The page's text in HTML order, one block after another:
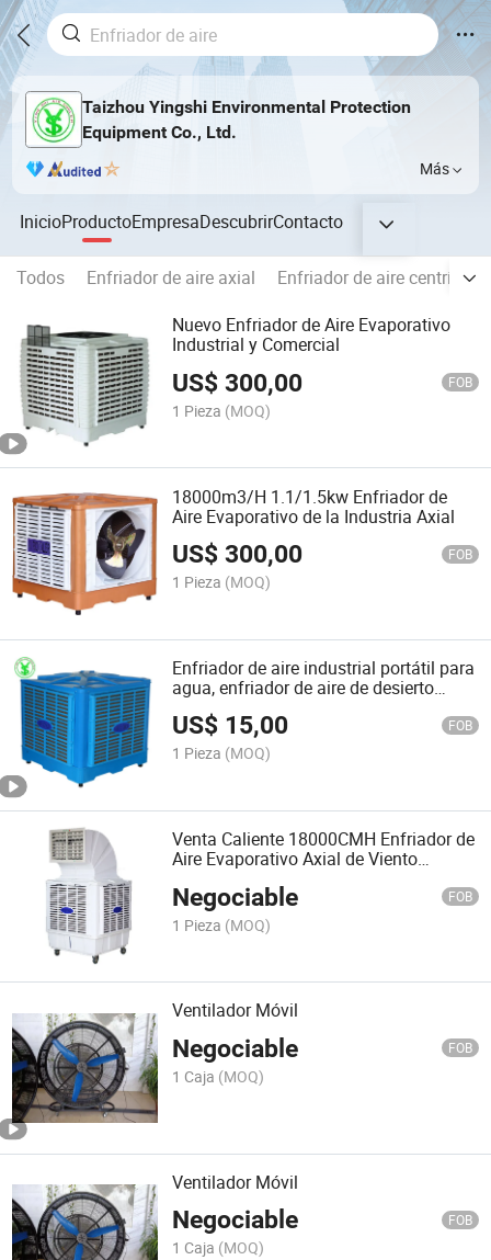
Taizhou Yingshi Environmental Protection
Equipment Co., Ltd.
Más
InicioProductoEmpresaDescubrirContacto
Todos Enfriador de aire axial
Enfriador de aire
Nuevo Enfriador de Aire Evaporativo
Industrial y Comercial
US$300,00 FOB
1 Pieza (MOQ)
18000m3/H 1.1/1.5kw Enfriador de
Aire Evaporativo de la Industria Axial
US$300,00 FOB
1 Pieza (MOQ)
Enfriador de aire industrial portátil para
agua, enfriador de aire de desierto
18000cfm
US$ 15,00 FOB
1 Pieza (MOQ)
Venta Caliente 18000CMH Enfriador de
Aire Evaporativo Axial de Viento
Negociable FOB
1 Pieza (MOQ)
Ventilador Móvil
Negociable FOB
1 Caja (MOQ)
Ventilador Móvil
Negociable FOB
1 Caja (MOQ)